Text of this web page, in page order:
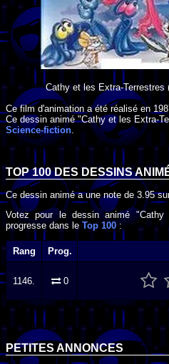
Cathy et les Extra-Terrestres
Ce film d'animation a été réalisé en
Ce dessin animé "Cathy et les Extra-
Science-fiction
TOP 100 DESDESSINS
Ce dessin animé a une note de3.95
Votez pour le dessin animé "Cathy
progresse dans leTop 100:
Rang Prog.
1146. 0
PETITES ANNONCES